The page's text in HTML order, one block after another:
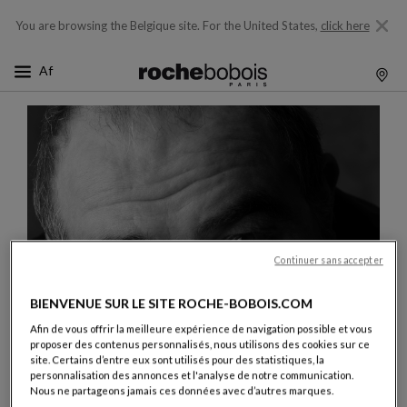
You are browsing the Belgique site. For the United States, click here
BIENVENUE SUR LE SITE ROCHE-BOBOIS.COM
Afin de vous offrir la meilleure expérience de navigation possible et vous
proposer des contenus personnalisés, nous utilisons des cookies sur ce
site. Certains d’entre eux sont utilisés pour des statistiques, la
personnalisation des annonces et l'analyse de notre communication.
Nous ne partageons jamais ces données avec d’autres marques.
Continuer sans accepter